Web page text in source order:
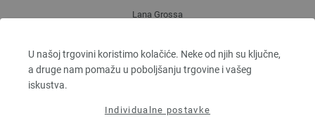
U našoj trgovini koristimo kolačiće. Neke od njih su ključne,
a druge nam pomažu u poboljšanju trgovine i vašeg
iskustva.
Individualne postavke
Lana Grossa
100 % Djevicavuna Merino
Dužina: otprilike 80 m / 50 g
Većina igle: 4,5 - 5,5
3,83 $RRP: 5,84 $